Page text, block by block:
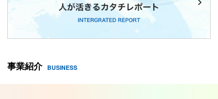
事業紹介 BUSINESS